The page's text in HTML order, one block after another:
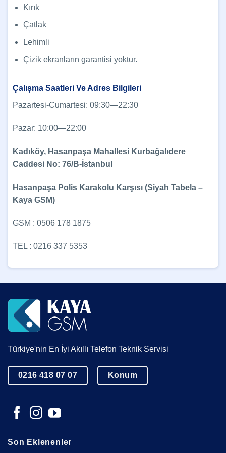
Kırık
Çatlak
Lehimli
Çizik ekranların garantisi yoktur.
Çalışma Saatleri Ve Adres Bilgileri
Pazartesi-Cumartesi: 09:30—22:30
Pazar: 10:00—22:00
Kadıköy, Hasanpaşa Mahallesi Kurbağalıdere
Caddesi No: 76/B-İstanbul
Hasanpaşa Polis Karakolu Karşısı (Siyah Tabela –
Kaya GSM)
GSM : 0506 178 1875
TEL : 0216 337 5353
Türkiye'nin En İyi Akıllı Telefon Teknik Servisi
0216 418 07 07 Konum
Son Eklenenler